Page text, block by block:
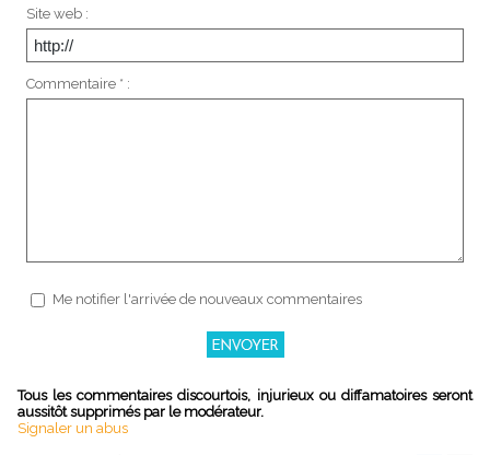
Site web :
Commentaire * :
Me notifier l'arrivée de nouveaux commentaires
Tous les commentaires discourtois, injurieux ou diffamatoires seront
aussitôt supprimés par le modérateur.
Signaler un abus